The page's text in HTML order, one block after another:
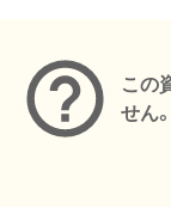
この
せん。